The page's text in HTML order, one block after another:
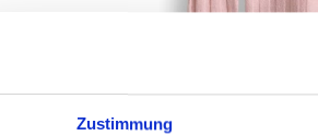
Zustimmung